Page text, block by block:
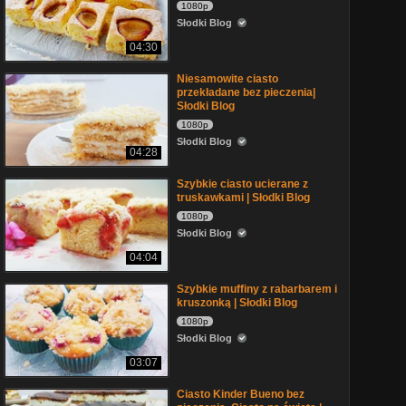
04:30
1080p
Słodki Blog
04:28
Niesamowite ciasto
przekładane bez pieczenia|
Słodki Blog
1080p
Słodki Blog
04:04
Szybkie ciasto ucierane z
truskawkami | Słodki Blog
1080p
Słodki Blog
03:07
Szybkie muffiny z rabarbarem i
kruszonką | Słodki Blog
1080p
Słodki Blog
Ciasto Kinder Bueno bez